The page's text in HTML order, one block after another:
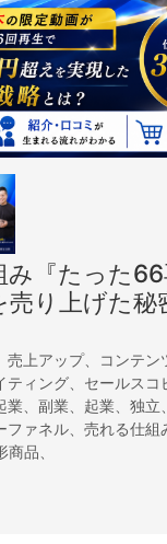
み『たった
り上げた秘
売上アップ、コンテン
ティング、セールスコ
業、副業、起業、独立
ァネル、売れる仕組
品、